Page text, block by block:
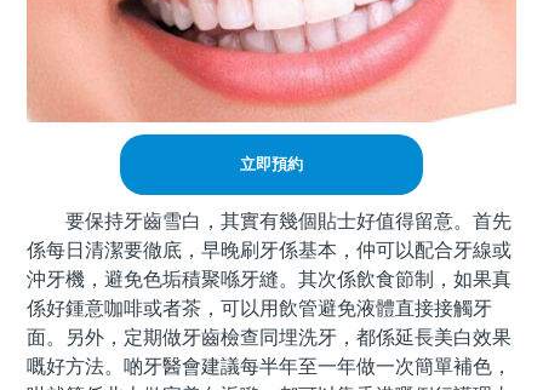
立即預約
要保持牙齒雪白，其實有幾個貼士好值得留意。首先
係每日清潔要徹底，早晚刷牙係基本，仲可以配合牙線或
沖牙機，避免色垢積聚喺牙縫。其次係飲食節制，如果真
係好鍾意咖啡或者茶，可以用飲管避免液體直接接觸牙
面。另外，定期做牙齒檢查同埋洗牙，都係延長美白效果
嘅好方法。啲牙醫會建議每半年至一年做一次簡單補色，